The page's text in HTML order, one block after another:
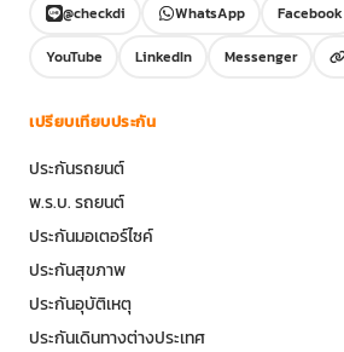
@checkdi WhatsApp Facebook
YouTube
LinkedIn Messenger
เปรียบเทียบประกัน
ประกันรถยนต์
พ.ร.บ. รถยนต์
ประกันมอเตอร์ไซค์
ประกันสุขภาพ
ประกันอุบัติเหตุ
ประกันเดินทางต่างประเทศ